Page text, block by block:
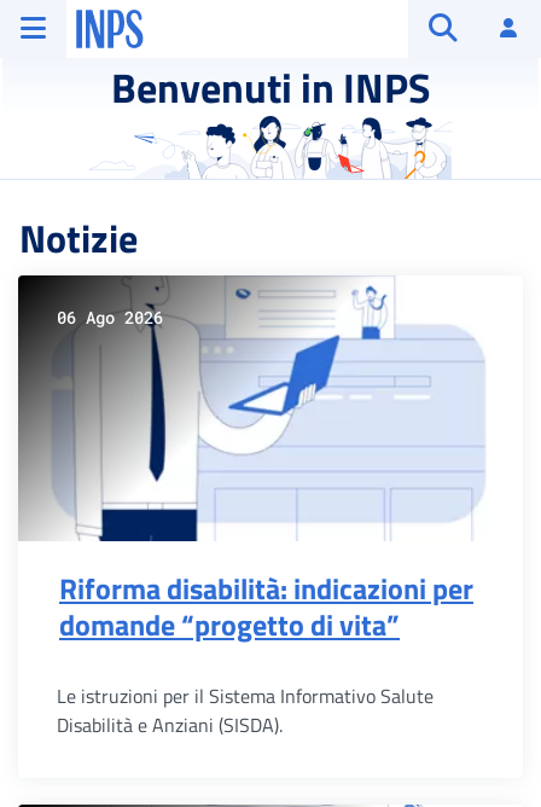
Vai al menu principale
Vai al contenuto principale
Vai al pie' di pagina
INPS ()
Benvenuti in INPS
Notizie
06 Ago 2026
Riforma disabilità: indicazioni per
domande “progetto di vita”
Le istruzioni per il Sistema Informativo Salute
Disabilità e Anziani (SISDA).